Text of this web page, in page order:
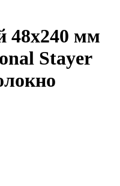
48х240 мм
Stayer